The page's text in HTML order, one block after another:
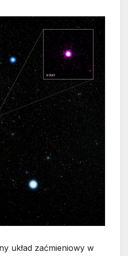
układ zaćmieniowy w